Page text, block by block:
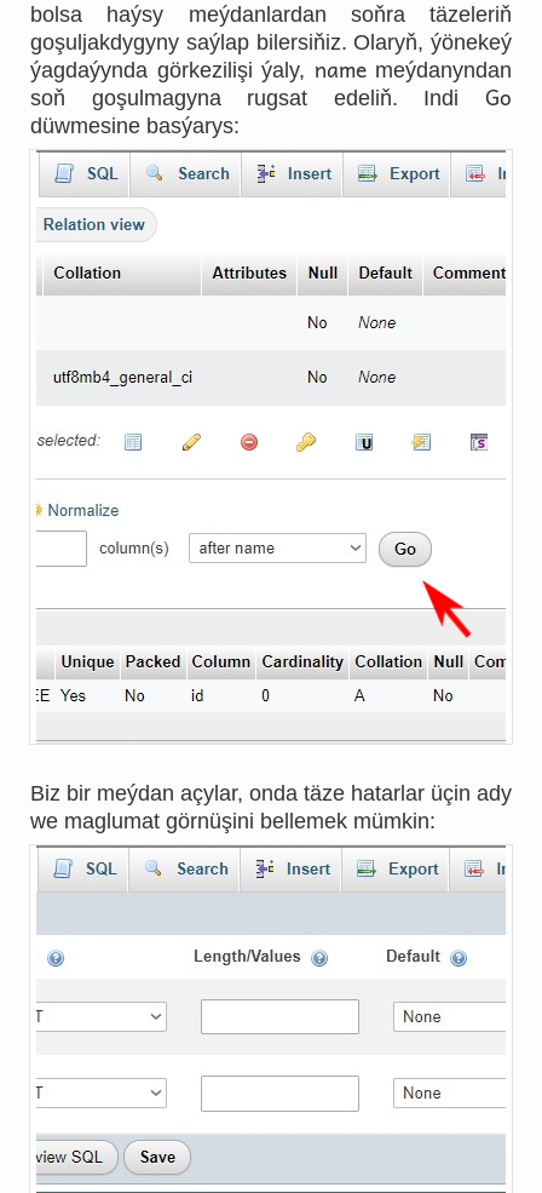
bolsa haýsy meýdanlardan soňra täzeleriň
goşuljakdygyny saýlap bilersiňiz. Olaryň, ýönekeý
ýagdaýynda görkezilişi ýaly, namemeýdanyndan
soň goşulmagyna rugsat edeliň. Indi Go
düwmesine basýarys:
Biz bir meýdan açylar, onda täze hatarlar üçin ady
we maglumat görnüşini bellemek mümkin: